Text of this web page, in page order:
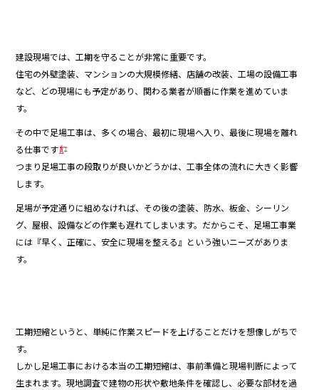
建設現場では、工期を守ることが非常に重要です。
住宅の外壁塗装、マンションの大規模修繕、店舗の改装、工場の設備工事
など、どの現場にも予定があり、関わる業者が順番に作業を進めていま
す。
その中で足場工事は、多くの場合、最初に現場へ入り、最後に現場を離れ
る仕事です
つまり足場工事の段取りが良いかどうかは、工事全体の流れに大きく影響
します。
足場が予定通りに組めなければ、その後の塗装、防水、板金、シーリン
グ、屋根、設備などの作業も遅れてしまいます。だからこそ、足場工事業
には『早く、正確に、安全に現場を整える』という強いニーズがありま
す。
工期短縮というと、単純に作業スピードを上げることだけを想像しがちで
す。
しかし足場工事における本当の工期短縮は、事前準備と現場判断によって
生まれます。現地調査で建物の形状や敷地条件を確認し、必要な部材を過